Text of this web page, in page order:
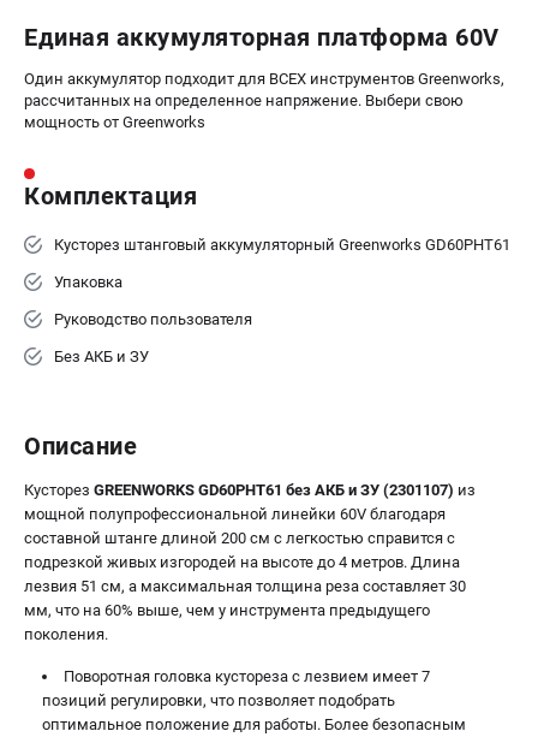
Пилы циркулярные
Реноваторы
Фонари
Шлифмашины угловые
АКСЕССУАРЫ
Аккумуляторные батареи
Зарядные устройства
Принадлежности для газонокосилок
ТЕЛЕФОН (ПОМОНА)
+7 (800) 550-70-46
Информация размещённая на сайте не является публичной
офертой.
проспект Александровской Фермы, 29АЛ
Режим работы колл-центра:
пн-пт - с 9:00 до 18:00
сб - с 10:00 до 16:00
Единая аккумуляторная платформа 60V
Один аккумулятор подходит для ВСЕХ инструментов Greenworks,
рассчитанных на определенное напряжение. Выбери свою
мощность от Greenworks
Комплектация
Кусторез штанговый аккумуляторный Greenworks GD60PHT61
Упаковка
Руководство пользователя
Без АКБ и ЗУ
Описание
Кусторез GREENWORKS GD60PHT61 без АКБ и ЗУ (2301107) из
мощной полупрофессиональной линейки 60V благодаря
составной штанге длиной 200 см с легкостью справится с
подрезкой живых изгородей на высоте до 4 метров. Длина
лезвия 51 см, а максимальная толщина реза составляет 30
мм, что на 60% выше, чем у инструмента предыдущего
поколения.
Поворотная головка кустореза с лезвием имеет 7
позиций регулировки, что позволяет подобрать
оптимальное положение для работы. Более безопасным